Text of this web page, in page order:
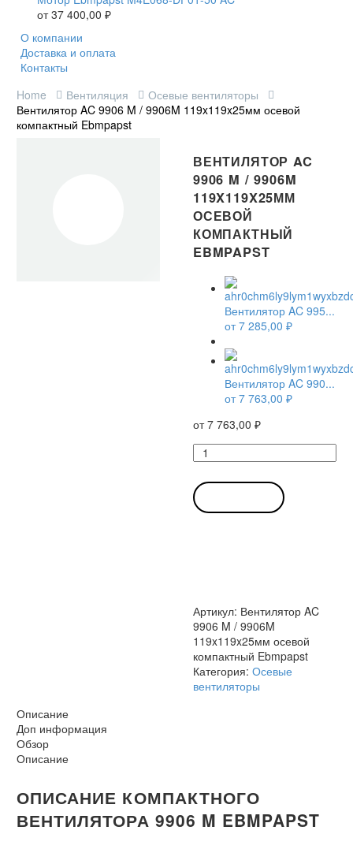
от37 400,00 ₽
О компании
Доставка и оплата
Контакты
Home
Вентиляция
Осевые вентиляторы
Вентилятор AC 9906 M / 9906M 119x119x25мм осевой
компактный Ebmpapst
ВЕНТИЛЯТОР AC
9906 M / 9906M
119X119X25ММ
ОСЕВОЙ
КОМПАКТНЫЙ
EBMPAPST
Вентилятор AC 995...
от7 285,00 ₽
Вентилятор AC 990...
от7 763,00 ₽
от7 763,00 ₽
Количество
товара
Вентилятор
AC
9906
Ebmpapst
Артикул: Вентилятор AC
9906 M / 9906M
119x119x25мм осевой
компактный Ebmpapst
Категория: Осевые
вентиляторы
Описание
Доп информация
Обзор
Описание
ОПИСАНИЕ КОМПАКТНОГО
ВЕНТИЛЯТОРА 9906 M EBMPAPST